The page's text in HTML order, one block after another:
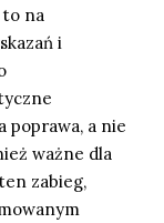
to na
i
poprawa, a nie
ważne dla
zabieg,